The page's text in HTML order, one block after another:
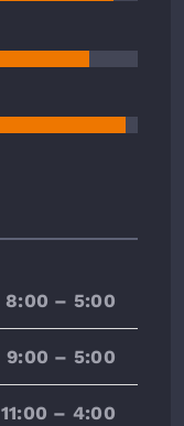
8:00 – 5:00
9:00 – 5:00
11:00 – 4:00